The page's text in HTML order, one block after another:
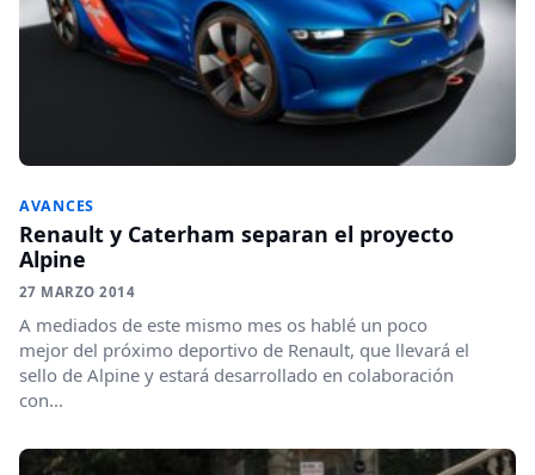
AVANCES
Renault y Caterham separan el proyecto
Alpine
27 MARZO 2014
A mediados de este mismo mes os hablé un poco
mejor del próximo deportivo de Renault, que llevará el
sello de Alpine y estará desarrollado en colaboración
con...